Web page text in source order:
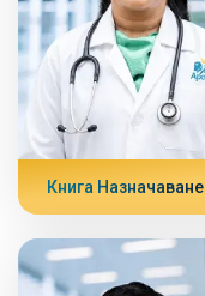
Книга Назначаване